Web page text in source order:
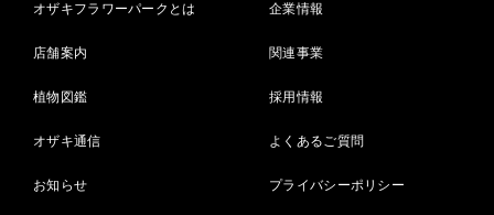
オザキフラワーパークとは
店舗案内
植物図鑑
オザキ通信
お知らせ
企業情報
関連事業
採用情報
よくあるご質問
プライバシーポリシー